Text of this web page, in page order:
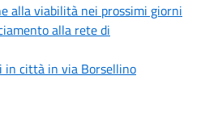
alla viabilità nei prossimi giorni
alla rete di
in città in via Borsellino